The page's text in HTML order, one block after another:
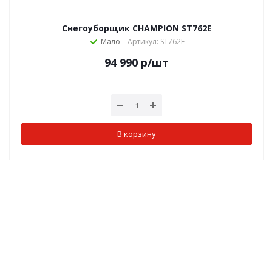
Снегоуборщик CHAMPION ST762E
Мало Артикул: ST762E
94 990 р/шт
В корзину